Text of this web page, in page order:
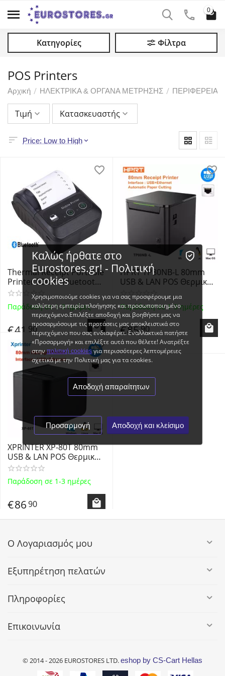
0
Κατηγορίες Φίλτρα
POS Printers
Αρχική / ΗΛΕΚΤΡΙΚΑ & ΟΡΓΑΝΑ ΜΕΤΡΗΣΗΣ /
Τιμή Κατασκευαστής
Price: Low to High
Thermal Receipt Portable
Printer 58mm Bluetooth
& USB Aibecy - Φορητός
Θερμικός εκτυπωτής
αποδείξεων
Παράδοση σε 1-3 ημέρες
€41 90
HPRT TP80NB-L 80mm
USB & LAN POS Θερμικός
Portable Thermal Receipt
& Restaurant Kitchen
Printer with Automatic
Cutter - BLACK
Παράδοση σε 1-3 ημέρες
€8590
XPRINTER XP-80T 80mm
USB & LAN POS Θερμικός
Εκτυπωτής Αποδείξεων -
Portable Thermal Receipt
& Restaurant Kitchen
Printer with Automatic
Cutter - BLACK
Παράδοση σε 1-3 ημέρες
€8690
Ο Λογαριασμός μου
Εξυπηρέτηση πελατών
Πληροφορίες
Επικοινωνία
© 2014 - 2026 EUROSTORES LTD.eshop by CS-Cart Hellas
Καλώς ήρθατε στο
Eurostores.gr! - Πολιτική
cookies
Χρησιμοποιούμε cookies για να σας προσφέρουμε μια
καλύτερη εμπειρία πλοήγησης και προσωποποιημένο
περιεχόμενο.Επιλέξτε αποδοχή και βοηθήστε μας να
προσαρμόσουμε τις προτάσεις μας αποκλειστικά στο
περιεχόμενο που σας ενδιαφέρει. Εναλλακτικά πατήστε
«Προσαρμογή» και επιλέξτε αυτά που θέλετε! Ανατρέξτε
στηνπολιτική cookiesγια περισσότερες λεπτομέρειες
σχετικά με την Πολιτική μας για τα cookies.
Αποδοχή απαραίτητων
Προσαρμογή Αποδοχή και κλείσιμο